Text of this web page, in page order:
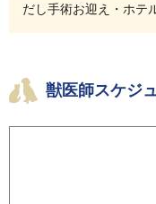
だし手術お迎え・ホテ
獣医師スケジ